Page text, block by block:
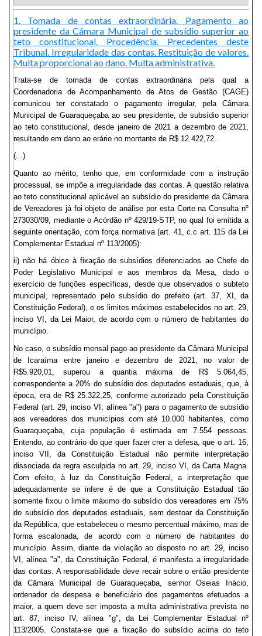
1. Tomada de contas extraordinária. Pagamento ao
presidente da Câmara Municipal de subsídio superior ao
teto constitucional. Procedência. Precedentes deste
Tribunal. Irregularidade das contas. Restituição de valores.
Multa proporcional ao dano. Multa administrativa.
Trata-se de tomada de contas extraordinária pela qual a
Coordenadoria de Acompanhamento de Atos de Gestão (CAGE)
comunicou ter constatado o pagamento irregular, pela Câmara
Municipal de Guaraqueçaba ao seu presidente, de subsídio superior
ao teto constitucional, desde janeiro de 2021 a dezembro de 2021,
resultando em dano ao erário no montante de R$ 12.422,72.
(...)
Quanto ao mérito, tenho que, em conformidade com a instrução
processual, se impõe a irregularidade das contas. A questão relativa
ao teto constitucional aplicável ao subsídio do presidente da Câmara
de Vereadores já foi objeto de análise por esta Corte na Consulta nº
273030/09, mediante o Acórdão nº 429/19-STP, no qual foi emitida a
seguinte orientação, com força normativa (art. 41, c.c art. 115 da Lei
Complementar Estadual nº 113/2005):
ii) não há óbice à fixação de subsídios diferenciados ao Chefe do
Poder Legislativo Municipal e aos membros da Mesa, dado o
exercício de funções específicas, desde que observados o subteto
municipal, representado pelo subsídio do prefeito (art. 37, XI, da
Constituição Federal), e os limites máximos estabelecidos no art. 29,
inciso VI, da Lei Maior, de acordo com o número de habitantes do
município.
No caso, o subsídio mensal pago ao presidente da Câmara Municipal
de Icaraíma entre janeiro e dezembro de 2021, no valor de
R$5.920,01, superou a quantia máxima de R$ 5.064,45,
correspondente a 20% do subsídio dos deputados estaduais, que, à
época, era de R$ 25.322,25, conforme autorizado pela Constituição
Federal (art. 29, inciso VI, alínea "a") para o pagamento de subsídio
aos vereadores dos municípios com até 10.000 habitantes, como
Guaraqueçaba, cuja população é estimada em 7.554 pessoas.
Entendo, ao contrário do que quer fazer crer a defesa, que o art. 16,
inciso VII, da Constituição Estadual não permite interpretação
dissociada da regra esculpida no art. 29, inciso VI, da Carta Magna.
Com efeito, à luz da Constituição Federal, a interpretação que
adequadamente se infere é de que a Constituição Estadual tão
somente fixou o limite máximo do subsídio dos vereadores em 75%
do subsídio dos deputados estaduais, sem destoar da Constituição
da República, que estabeleceu o mesmo percentual máximo, mas de
forma escalonada, de acordo com o número de habitantes do
município. Assim, diante da violação ao disposto no art. 29, inciso
VI, alínea "a", da Constituição Federal, é manifesta a irregularidade
das contas. A responsabilidade deve recair sobre o então presidente
da Câmara Municipal de Guaraqueçaba, senhor Oseias Inácio,
ordenador de despesa e beneficiário dos pagamentos efetuados a
maior, a quem deve ser imposta a multa administrativa prevista no
art. 87, inciso IV, alínea "g", da Lei Complementar Estadual nº
113/2005. Constata-se que a fixação do subsídio acima do teto